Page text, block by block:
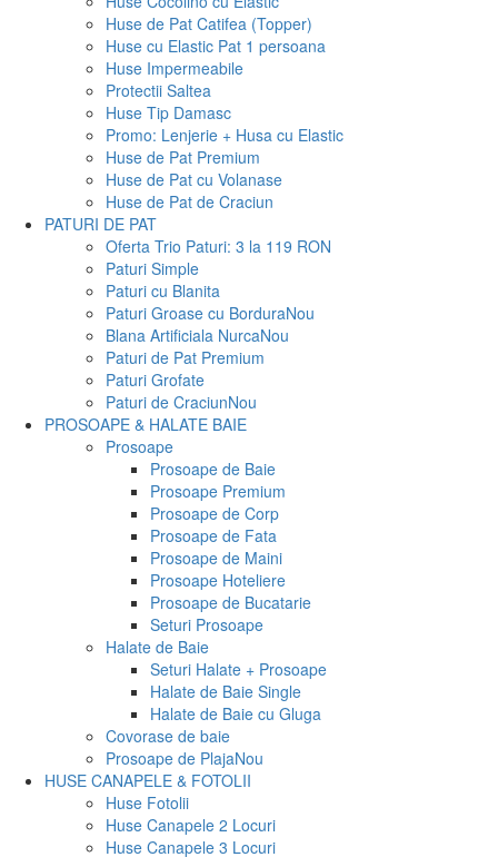
Huse de Pat Catifea (Topper)
Huse cu Elastic Pat 1 persoana
Huse Impermeabile
Protectii Saltea
Huse Tip Damasc
Promo: Lenjerie + Husa cu Elastic
Huse de Pat Premium
Huse de Pat cu Volanase
Huse de Pat de Craciun
PATURI DE PAT
Oferta Trio Paturi: 3 la 119 RON
Paturi Simple
Paturi cu Blanita
Paturi Groase cu BorduraNou
Blana Artificiala NurcaNou
Paturi de Pat Premium
Paturi Grofate
Paturi de CraciunNou
PROSOAPE & HALATE BAIE
Prosoape
Prosoape de Baie
Prosoape Premium
Prosoape de Corp
Prosoape de Fata
Prosoape de Maini
Prosoape Hoteliere
Prosoape de Bucatarie
Seturi Prosoape
Halate de Baie
Seturi Halate + Prosoape
Halate de Baie Single
Halate de Baie cu Gluga
Covorase de baie
Prosoape de PlajaNou
HUSE CANAPELE & FOTOLII
Huse Fotolii
Huse Canapele 2 Locuri
Huse Canapele 3 Locuri